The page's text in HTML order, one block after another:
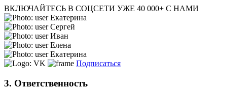
ВКЛЮЧАЙТЕСЬ В СОЦСЕТИ УЖЕ 40 000+ С НАМИ
Екатерина
Сергей
Иван
Елена
Екатерина
Подписаться
3. Ответственность